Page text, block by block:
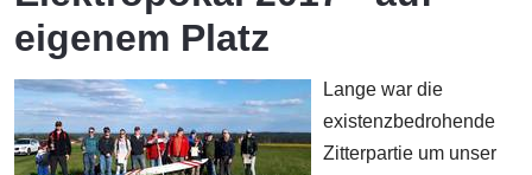
eigenem Platz
Lange war die
existenzbedrohende
Zitterpartie um unser